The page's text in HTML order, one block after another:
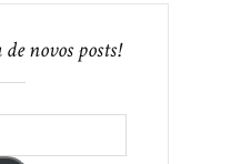
novos posts!